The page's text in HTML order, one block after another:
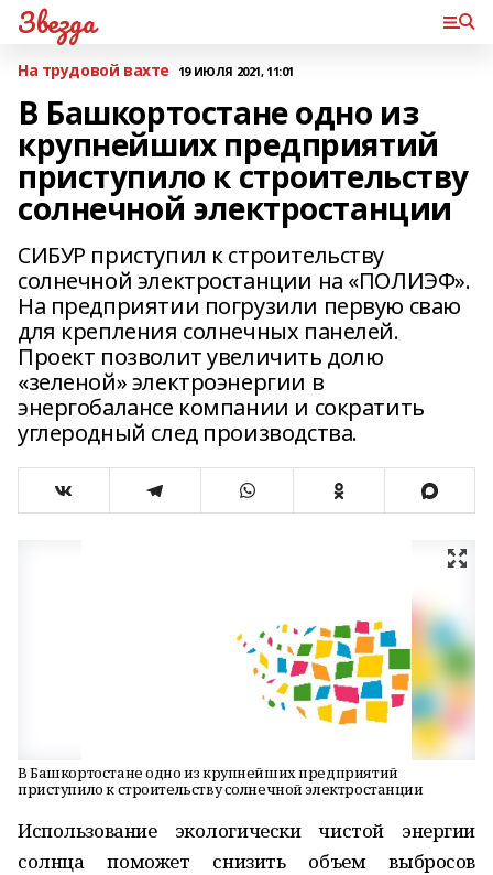
Звезда
На трудовой вахте 19 ИЮЛЯ 2021, 11:01
В Башкортостане одно из
крупнейших предприятий
приступило к строительству
солнечной электростанции
СИБУР приступил к строительству
солнечной электростанции на «ПОЛИЭФ».
На предприятии погрузили первую сваю
для крепления солнечных панелей.
Проект позволит увеличить долю
«зеленой» электроэнергии в
энергобалансе компании и сократить
углеродный след производства.
В Башкортостане одно из крупнейших предприятий
приступило к строительству солнечной электростанции
Использование экологически чистой энергии
солнца поможет снизить объем выбросов